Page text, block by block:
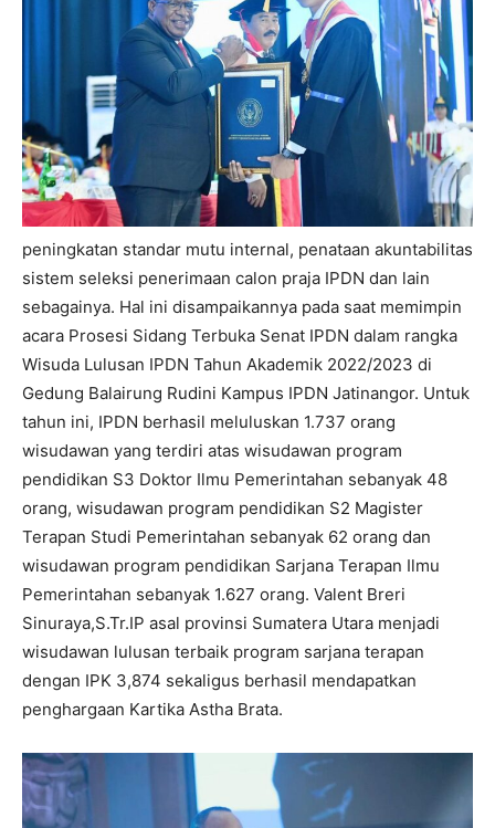
peningkatan standar mutu internal, penataan akuntabilitas
sistem seleksi penerimaan calon praja IPDN dan lain
sebagainya. Hal ini disampaikannya pada saat memimpin
acara Prosesi Sidang Terbuka Senat IPDN dalam rangka
Wisuda Lulusan IPDN Tahun Akademik 2022/2023 di
Gedung Balairung Rudini Kampus IPDN Jatinangor. Untuk
tahun ini, IPDN berhasil meluluskan 1.737 orang
wisudawan yang terdiri atas wisudawan program
pendidikan S3 Doktor Ilmu Pemerintahan sebanyak 48
orang, wisudawan program pendidikan S2 Magister
Terapan Studi Pemerintahan sebanyak 62 orang dan
wisudawan program pendidikan Sarjana Terapan Ilmu
Pemerintahan sebanyak 1.627 orang. Valent Breri
Sinuraya,S.Tr.IP asal provinsi Sumatera Utara menjadi
wisudawan lulusan terbaik program sarjana terapan
dengan IPK 3,874 sekaligus berhasil mendapatkan
penghargaan Kartika Astha Brata.